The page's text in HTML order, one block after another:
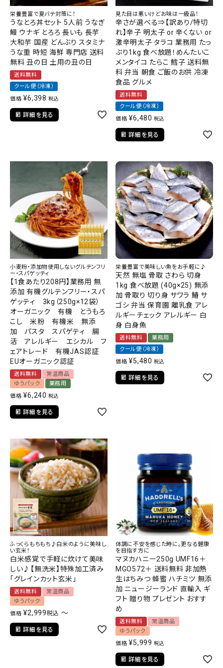
栄養豊富で夏バテ対策に！
うなとろ丼セット 5人前 うなぎ
鰻 ウナギ とろろ 長いも 長芋
大和芋 国産 どんぶり スタミナ
うな重 時短 海鮮 専門店 送料
無料 丑の日 土用の丑の日
送料無料
クール便（冷凍）
価格 ¥6,398 税込
詳細を見る
見た目は悪いけどお味は一級品！
辛さが選べる⇒【訳あり/特切
れ】辛子 明太子 or 辛くない or
激辛明太子 タラコ 業務用 たっ
ぷり1kg 食べ放題！めんたいこ
メンタイコ たらこ 鱈子 送料無
料 弁当 朝食 ご飯のお供 冷凍
食品 グルメ
送料無料
クール便（冷凍）
価格 ¥6,480 税込
詳細を見る
小麦粉・添加物使用しないグルテンフリ
ー・スパゲッティ
【1食あたり208円】業務用 無
添加 有機グルテンフリー・スパ
ゲッティ 3kg（250g×12袋）
オーガニック 有機 とうもろ
こし 米粉 有機米 無添
加 パスタ スパゲティ 腸
活 アレルギー エシカル フ
ェアトレード 有機JAS認証
EUオーガニック認証
送料無料
常温商品
ゆうパック
業務用
価格 ¥6,240 税込
詳細を見る
栄養豊富で美味しい魚をお手軽に♪
天然 無塩 骨取 さわら 切身
1kg 食べ放題 (40g×25) 無添
加 骨取り 切り身 サワラ 鰆 サ
ゴシ 弁当 保育園 離乳食 アレ
ルギーチェック アレルギー 白
身 白身魚
送料無料
業務用
クール便（冷凍）
価格 ¥5,480 税込
詳細を見る
ふっくらもちもち♪白米のように美味し
い玄米！
白米感覚で手軽に炊けて美味
しい♪【無洗米】特殊加工済み
「グレインカット玄米」
送料無料
常温商品
ゆうパック
価格 ¥2,999税込 〜
詳細を見る
体調に不安を感じた時に。更なる健康
を目指す方に
マヌカハニー250g UMF16＋
MGO572＋ 送料無料 非加熱
生はちみつ 蜂蜜 ハチミツ 無添
加 ニュージーランド 直輸入 ギ
フト 贈り物 プレゼント おすす
め
送料無料
常温商品
ゆうパック
価格 ¥5,999 税込
詳細を見る